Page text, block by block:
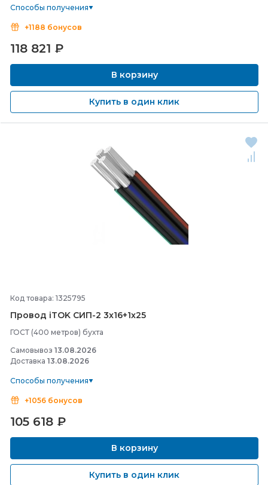
Способы получения
+1188 бонусов
118 821 ₽
В корзину
Купить в один клик
Код товара: 1325795
Провод iTOK СИП-2 3х16+1х25
ГОСТ (400 метров) бухта
Самовывоз 13.08.2026
Доставка 13.08.2026
Способы получения
+1056 бонусов
105 618 ₽
В корзину
Купить в один клик